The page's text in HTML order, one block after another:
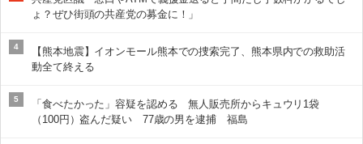
ょ？ぜひ街頭の共産党の募金に！」
4
【熊本地震】イオンモール熊本での捜索完了、熊本県内での救助活
動全て終える
5
「食べたかった」容疑を認める 無人販売所からキュウリ1袋
（100円）盗んだ疑い 77歳の男を逮捕 福島